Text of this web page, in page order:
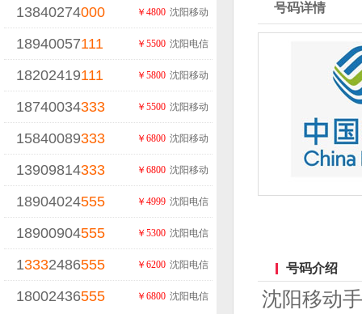
13840274000 沈阳移动
￥4800
18940057111 沈阳电信
￥5500
18202419111 沈阳移动
￥5800
18740034333 沈阳移动
￥5500
15840089333 沈阳移动
￥6800
13909814333 沈阳移动
￥6800
18904024555 沈阳电信
￥4999
18900904555 沈阳电信
￥5300
13332486555 沈阳电信
￥6200
18002436555 沈阳电信
￥6800
号码详情
号码介绍
沈阳移动